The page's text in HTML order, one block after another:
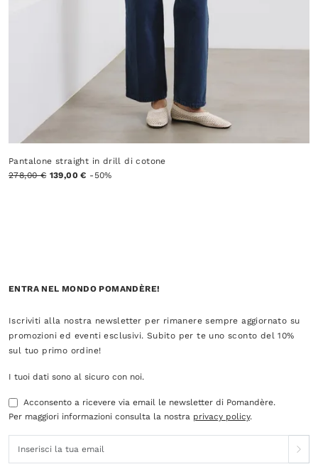
Pantalone straight in drill di cotone
278,00 € 139,00 € -50%
ENTRA NEL MONDO POMANDÈRE!
Iscriviti alla nostra newsletter per rimanere sempre aggiornato su
promozioni ed eventi esclusivi. Subito per te uno sconto del 10%
sul tuo primo ordine!
I tuoi dati sono al sicuro con noi.
Acconsento a ricevere via email le newsletter di Pomandère.
Per maggiori informazioni consulta la nostra privacy policy.